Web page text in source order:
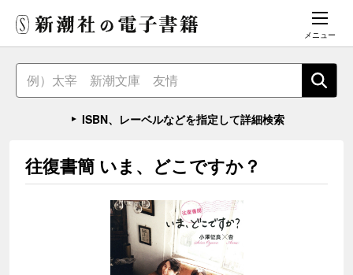
メニュー
ISBN、レーベルなどを指定して詳細検索
往復書簡 いま、どこですか？